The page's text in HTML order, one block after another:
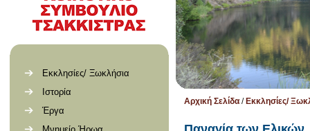
Εκκλησίες/ Ξωκλήσια
Ιστορία
Έργα
Μνημείο Ήρωα
Αρχική Σελίδα / Εκκλησίες/